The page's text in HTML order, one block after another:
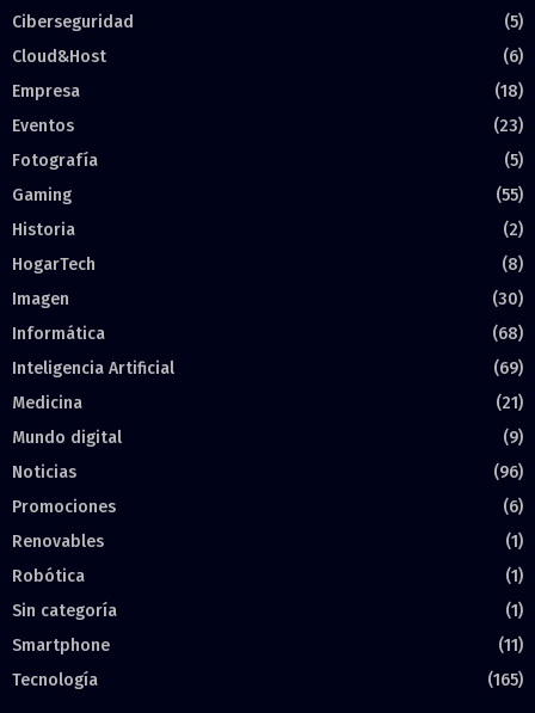
Ciberseguridad
(5)
Cloud&Host
(6)
Empresa
(18)
Eventos
(23)
Fotografía
(5)
Gaming
(55)
Historia
(2)
HogarTech
(8)
Imagen
(30)
Informática
(68)
Inteligencia Artificial
(69)
Medicina
(21)
Mundo digital
(9)
Noticias
(96)
Promociones
(6)
Renovables
(1)
Robótica
(1)
Sin categoría
(1)
Smartphone
(11)
Tecnología
(165)